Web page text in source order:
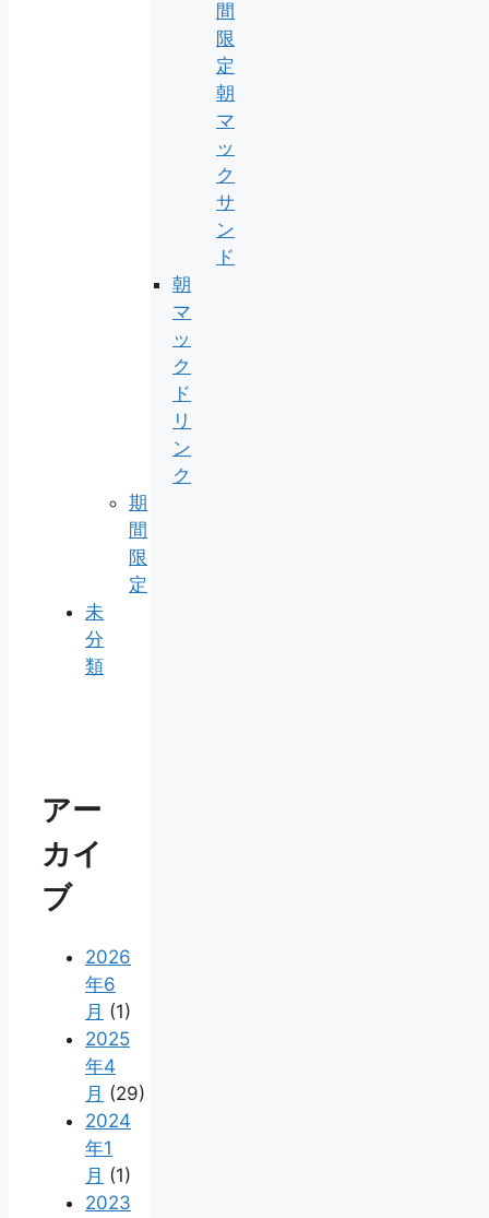
間
限
定
朝
マ
ッ
ク
サ
ン
ド
朝
マ
ッ
ク
ド
リ
ン
ク
期
間
限
定
未
分
類
アー
カイ
ブ
2026
年6
月 (1)
2025
年4
月 (29)
2024
年1
月 (1)
2023